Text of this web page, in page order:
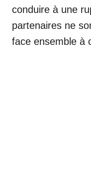
conduire à une
partenaires ne
face ensemble à